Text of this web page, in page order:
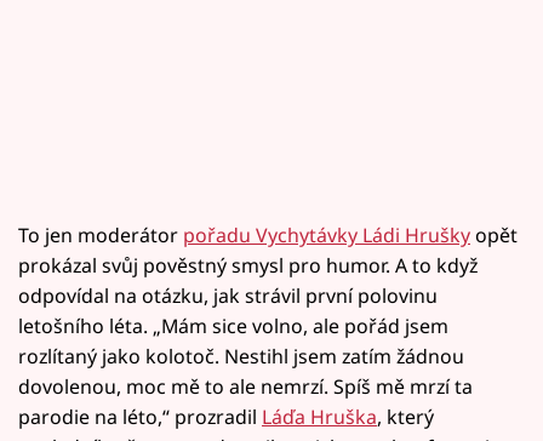
To jen moderátor pořadu Vychytávky Ládi Hruškyopět
prokázal svůj pověstný smysl pro humor. A to když
odpovídal na otázku, jak strávil první polovinu
letošního léta. „Mám sice volno, ale pořád jsem
rozlítaný jako kolotoč. Nestihl jsem zatím žádnou
dovolenou, moc mě to ale nemrzí. Spíš mě mrzí ta
parodie na léto,“ prozradil Láďa Hruška, který